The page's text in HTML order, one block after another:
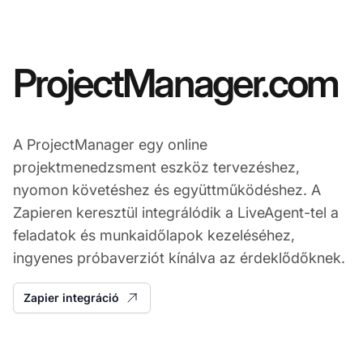
ProjectManager.com
A ProjectManager egy online
projektmenedzsment eszköz tervezéshez,
nyomon követéshez és együttműködéshez. A
Zapieren keresztül integrálódik a LiveAgent-tel a
feladatok és munkaidőlapok kezeléséhez,
ingyenes próbaverziót kínálva az érdeklődőknek.
Zapier integráció